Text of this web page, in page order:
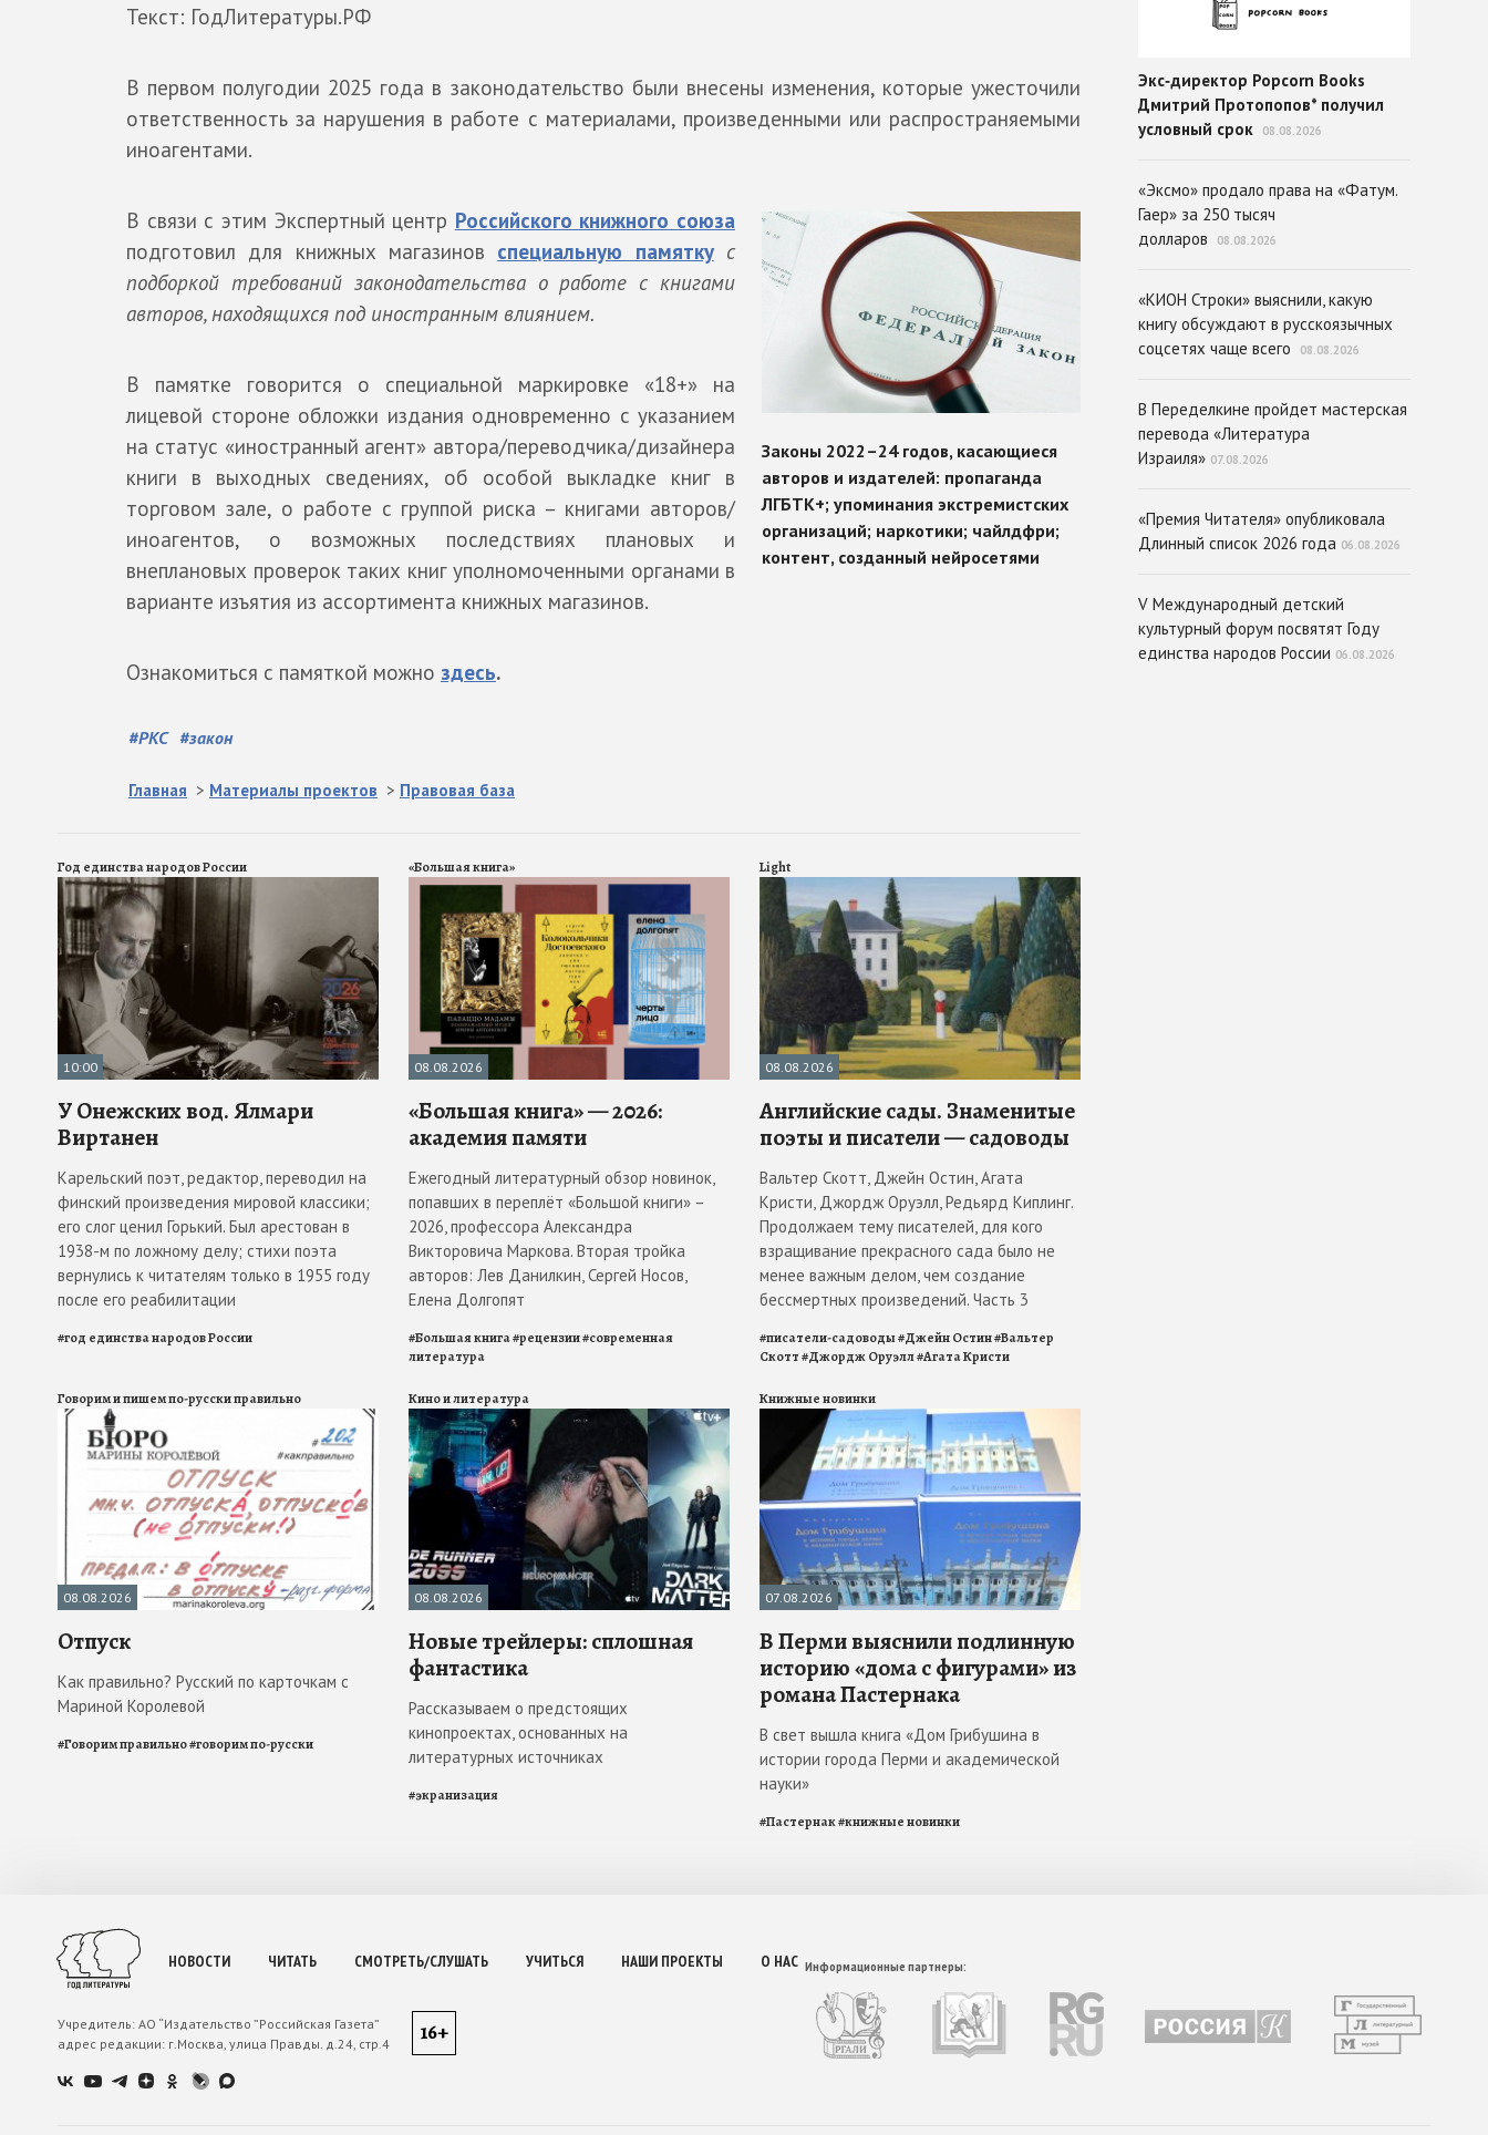
Текст: ГодЛитературы.РФ
В первом полугодии 2025 года в законодательство были внесены изменения, которые ужесточили
ответственность за нарушения в работе с материалами, произведенными или распространяемыми
иноагентами.
В связи с этим Экспертный центр Российского книжного союза
подготовил для книжных магазинов специальную памятку с
подборкой требований законодательства о работе с книгами
авторов, находящихся под иностранным влиянием.
В памятке говорится о специальной маркировке «18+» на
лицевой стороне обложки издания одновременно с указанием
на статус «иностранный агент» автора/переводчика/дизайнера
книги в выходных сведениях, об особой выкладке книг в
торговом зале, о работе с группой риска – книгами авторов/
иноагентов, о возможных последствиях плановых и
внеплановых проверок таких книг уполномоченными органами в
варианте изъятия из ассортимента книжных магазинов.
Ознакомиться с памяткой можно здесь.
#РКС #закон
Главная > Материалы проектов > Правовая база
Год единства народов России
10:00
У Онежских вод. Ялмари
Виртанен
Карельский поэт, редактор, переводил на
финский произведения мировой классики;
его слог ценил Горький. Был арестован в
1938-м по ложному делу; стихи поэта
вернулись к читателям только в 1955 году
после его реабилитации
#год единства народов России
«Большая книга»
08.08.2026
«Большая книга» — 2026:
академия памяти
Ежегодный литературный обзор новинок,
попавших в переплёт «Большой книги» –
2026, профессора Александра
Викторовича Маркова. Вторая тройка
авторов: Лев Данилкин, Сергей Носов,
Елена Долгопят
#Большая книга#рецензии#современная
литература
Light
08.08.2026
Английские сады. Знаменитые
поэты и писатели — садоводы
Вальтер Скотт, Джейн Остин, Агата
Кристи, Джордж Оруэлл, Редьярд Киплинг.
Продолжаем тему писателей, для кого
взращивание прекрасного сада было не
менее важным делом, чем создание
бессмертных произведений. Часть 3
#писатели-садоводы#Джейн Остин#Вальтер
Скотт#Джордж Оруэлл#Агата Кристи
Говорим и пишем по-русски правильно
08.08.2026
Отпуск
Как правильно? Русский по карточкам с
Мариной Королевой
#Говорим правильно#говорим по-русски
Кино и литература
08.08.2026
Новые трейлеры: сплошная
фантастика
Рассказываем о предстоящих
кинопроектах, основанных на
литературных источниках
#экранизация
Книжные новинки
07.08.2026
В Перми выяснили подлинную
историю «дома с фигурами» из
романа Пастернака
В свет вышла книга «Дом Грибушина в
истории города Перми и академической
науки»
#Пастернак#книжные новинки
Экс‑директор Popcorn Books
Дмитрий Протопопов* получил
условный срок
08.08.2026
«Эксмо» продало права на «Фатум.
Гаер» за 250 тысяч
долларов
08.08.2026
«КИОН Строки» выяснили, какую
книгу обсуждают в русскоязычных
соцсетях чаще всего
08.08.2026
В Переделкине пройдет мастерская
перевода «Литература
Израиля» 07.08.2026
«Премия Читателя» опубликовала
Длинный список 2026 года 06.08.2026
V Международный детский
культурный форум посвятят Году
единства народов России 06.08.2026
НОВОСТИ ЧИТАТЬ СМОТРЕТЬ/СЛУШАТЬ УЧИТЬСЯ НАШИ ПРОЕКТЫ О НАС
Учредитель: АО “Издательство ”Российская Газета”
адрес редакции: г.Москва, улица Правды. д.24, стр.4
Информационные партнеры:
16+